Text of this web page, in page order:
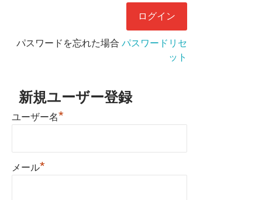
パスワードを忘れた場合 パスワードリセ
ット
新規ユーザー登録
ユーザー名*
メール*